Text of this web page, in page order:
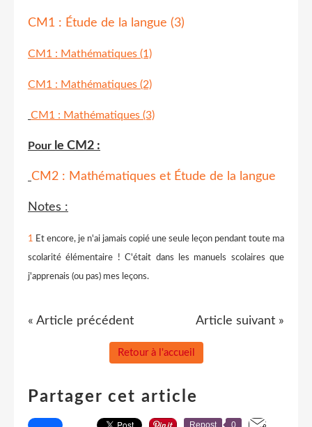
CM1 : Étude de la langue (3)
CM1 : Mathématiques (1)
CM1 : Mathématiques (2)
CM1 : Mathématiques (3)
Pour le CM2 :
CM2 : Mathématiques et Étude de la langue
Notes :
1
Et encore, je n'ai jamais copié une seule leçon pendant toute ma
scolarité élémentaire ! C'était dans les manuels scolaires que
j'apprenais (ou pas) mes leçons.
« Article précédent Article suivant »
Retour à l'accueil
Partager cet article
Repost 0